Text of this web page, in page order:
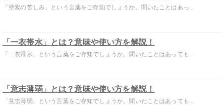
「塗炭の苦しみ」という言葉をご存知でしょうか。聞いたことはあっ...
「一衣帯水」とは？意味や使い方を解説！
「一衣帯水」という言葉をご存知でしょうか。聞いたことはあっても...
「意志薄弱」とは？意味や使い方を解説！
「意志薄弱」という言葉をご存知でしょうか。聞いたことはあっても...